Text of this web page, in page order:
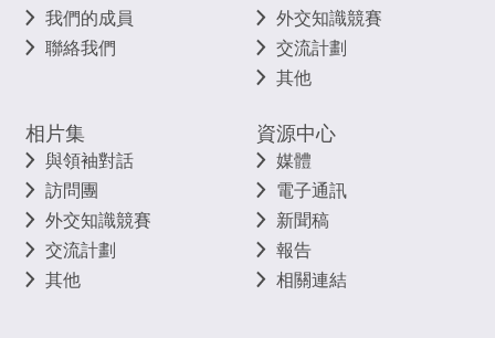
我們的成員
聯絡我們
外交知識競賽
交流計劃
其他
相片集
與領袖對話
訪問團
外交知識競賽
交流計劃
其他
資源中心
媒體
電子通訊
新聞稿
報告
相關連結